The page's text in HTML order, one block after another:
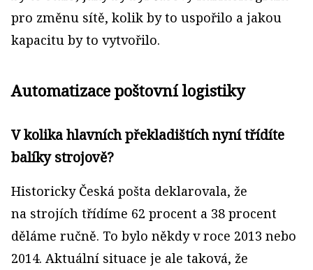
pro změnu sítě, kolik by to uspořilo a jakou
kapacitu by to vytvořilo.
Automatizace poštovní logistiky
V kolika hlavních překladištích nyní třídíte
balíky strojově?
Historicky Česká pošta deklarovala, že
na strojích třídíme 62 procent a 38 procent
děláme ručně. To bylo někdy v roce 2013 nebo
2014. Aktuální situace je ale taková, že